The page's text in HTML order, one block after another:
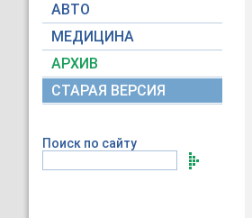
АВТО
МЕДИЦИНА
АРХИВ
СТАРАЯ ВЕРСИЯ
Поиск по сайту